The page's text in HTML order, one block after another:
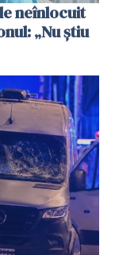
neînlocuit
„Nu știu